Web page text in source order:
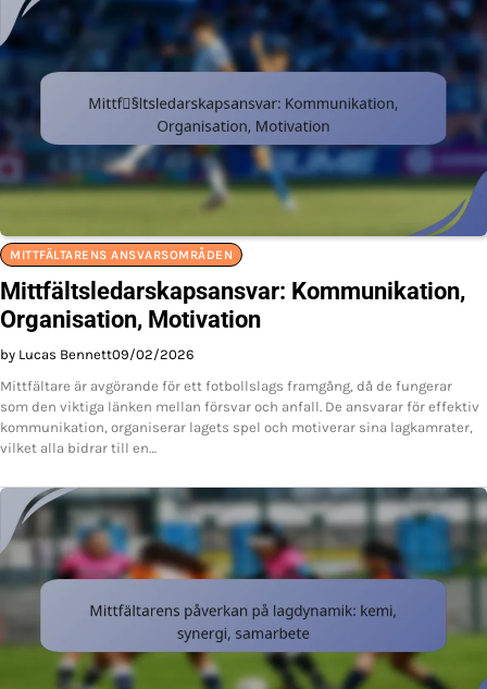
MITTFÄLTARENS ANSVARSOMRÅDEN
Mittfältsledarskapsansvar: Kommunikation,
Organisation, Motivation
by Lucas Bennett09/02/2026
Mittfältare är avgörande för ett fotbollslags framgång, då de fungerar
som den viktiga länken mellan försvar och anfall. De ansvarar för effektiv
kommunikation, organiserar lagets spel och motiverar sina lagkamrater,
vilket alla bidrar till en…